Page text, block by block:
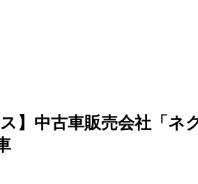
】中古車販売会社「ネ